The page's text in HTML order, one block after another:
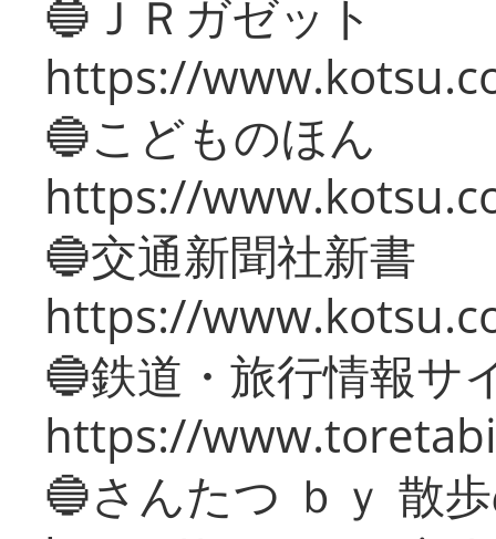
🔵ＪＲガゼット
https://
🔵こどものほん
https://
🔵交通新聞社新書
https://
🔵鉄道・旅行情報サ
https://
🔵さんたつ ｂｙ 散